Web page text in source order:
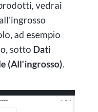
vedrai
ad esempio
sotto Dati
(All'ingrosso).